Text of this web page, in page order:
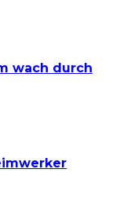
wach durch